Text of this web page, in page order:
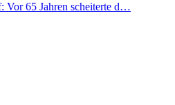
Vor 65 Jahren scheiterte d…